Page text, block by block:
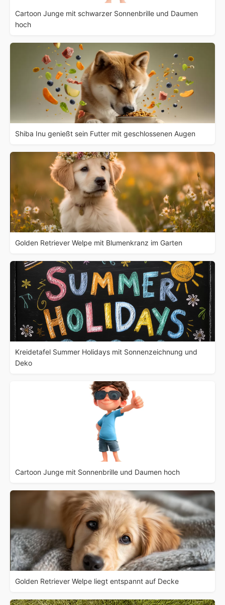
Cartoon Junge mit schwarzer Sonnenbrille und Daumen
hoch
Shiba Inu genießt sein Futter mit geschlossenen Augen
Golden Retriever Welpe mit Blumenkranz im Garten
Kreidetafel Summer Holidays mit Sonnenzeichnung und
Deko
Cartoon Junge mit Sonnenbrille und Daumen hoch
Golden Retriever Welpe liegt entspannt auf Decke